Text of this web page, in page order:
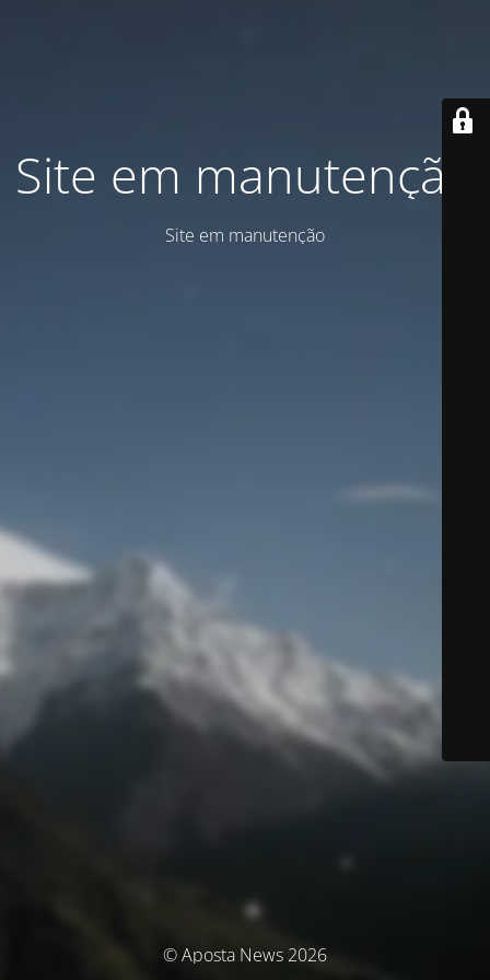
Site em manutenção
Site em manutenção
© Aposta News 2026